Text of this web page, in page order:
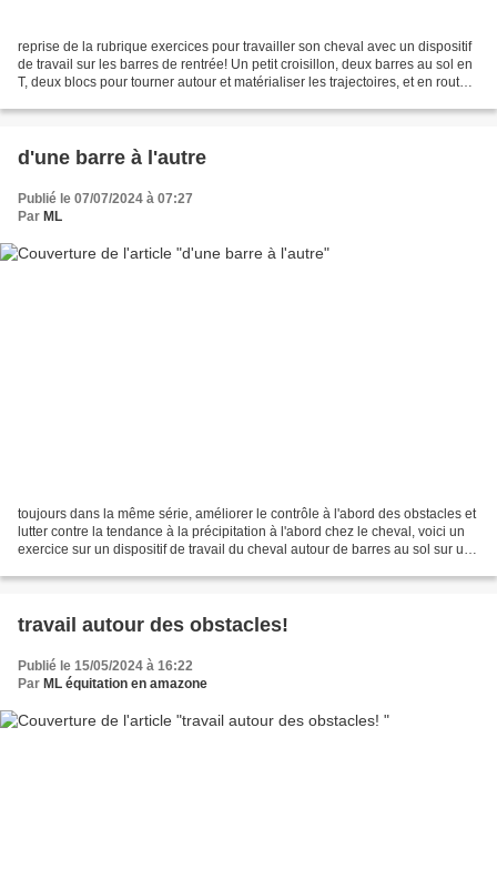
reprise de la rubrique exercices pour travailler son cheval avec un dispositif
de travail sur les barres de rentrée! Un petit croisillon, deux barres au sol en
T, deux blocs pour tourner autour et matérialiser les trajectoires, et en route!
d'une barre à l'autre
Publié le 07/07/2024 à 07:27
Par ML
toujours dans la même série, améliorer le contrôle à l'abord des obstacles et
lutter contre la tendance à la précipitation à l'abord chez le cheval, voici un
exercice sur un dispositif de travail du cheval autour de barres au sol sur une
travail autour des obstacles!
Publié le 15/05/2024 à 16:22
Par ML équitation en amazone